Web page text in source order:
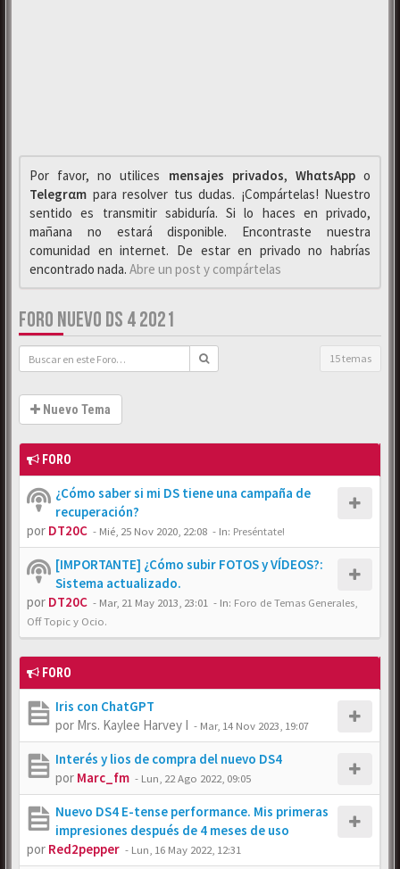
Por favor, no utilices mensajes privados, WhαtsAppo
Telegrαm para resolver tus dudas. ¡Compártelas! Nuestro
sentido es transmitir sabiduría. Si lo haces en privado,
mañana no estará disponible. Encontraste nuestra
comunidad en internet. De estar en privado no habrías
encontrado nada. Abre un post y compártelas
FORO NUEVO DS 4 2021
15 temas
Nuevo Tema
FORO
¿Cómo saber si mi DS tiene una campaña de
recuperación?
por DT20C - Mié, 25 Nov 2020, 22:08 - In: Preséntate!
[IMPORTANTE] ¿Cómo subir FOTOS y VÍDEOS?:
Sistema actualizado.
por DT20C - Mar, 21 May 2013, 23:01 - In: Foro de Temas Generales,
Off Topic y Ocio.
FORO
Iris con ChatGPT
por Mrs. Kaylee Harvey I - Mar, 14 Nov 2023, 19:07
Interés y lios de compra del nuevo DS4
por Marc_fm - Lun, 22 Ago 2022, 09:05
Nuevo DS4 E-tense performance. Mis primeras
impresiones después de 4 meses de uso
por Red2pepper - Lun, 16 May 2022, 12:31